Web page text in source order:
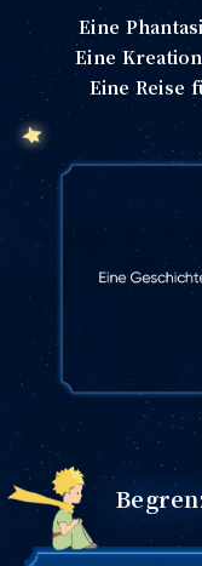
Eine
Eine
Eine Reise